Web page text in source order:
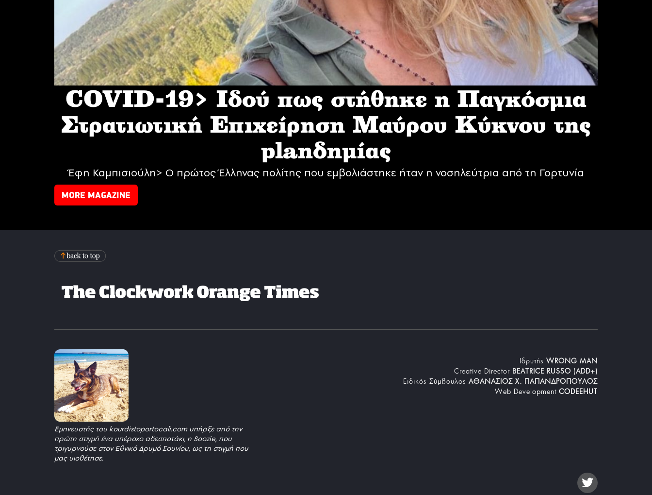
COVID-19> Iδού πως στήθηκε η Παγκόσμια
Στρατιωτική Επιχείρηση Mαύρου Κύκνου της
planδημίας
Έφη Καμπισιούλη> Ο πρώτος Έλληνας πολίτης που εμβολιάστηκε ήταν η νοσηλεύτρια από τη Γορτυνία
MORE MAGAZINE
Εμπνευστής του kourdistoportocali.com υπήρξε από την
πρώτη στιγμή ένα υπέροχο αδεσποτάκι, η Soozie, που
τριγυρνούσε στον Εθνικό Δρυμό Σουνίου, ως τη στιγμή που
μας υιοθέτησε.
Iδρυτής WRONG MAN
Creative Director BEATRICE RUSSO (ADD+)
Ειδικός Σύμβουλος ΑΘΑΝΑΣΙΟΣ Χ. ΠΑΠΑΝΔΡΟΠΟΥΛΟΣ
Web Development CODEEHUT